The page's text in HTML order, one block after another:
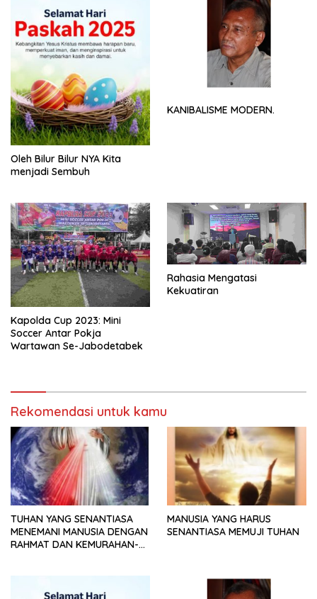
Oleh Bilur Bilur NYA Kita
menjadi Sembuh
KANIBALISME MODERN.
Kapolda Cup 2023: Mini
Soccer Antar Pokja
Wartawan Se-Jabodetabek
Rahasia Mengatasi
Kekuatiran
Rekomendasi untuk kamu
TUHAN YANG SENANTIASA
MENEMANI MANUSIA DENGAN
RAHMAT DAN KEMURAHAN-
MANUSIA YANG HARUS
SENANTIASA MEMUJI TUHAN